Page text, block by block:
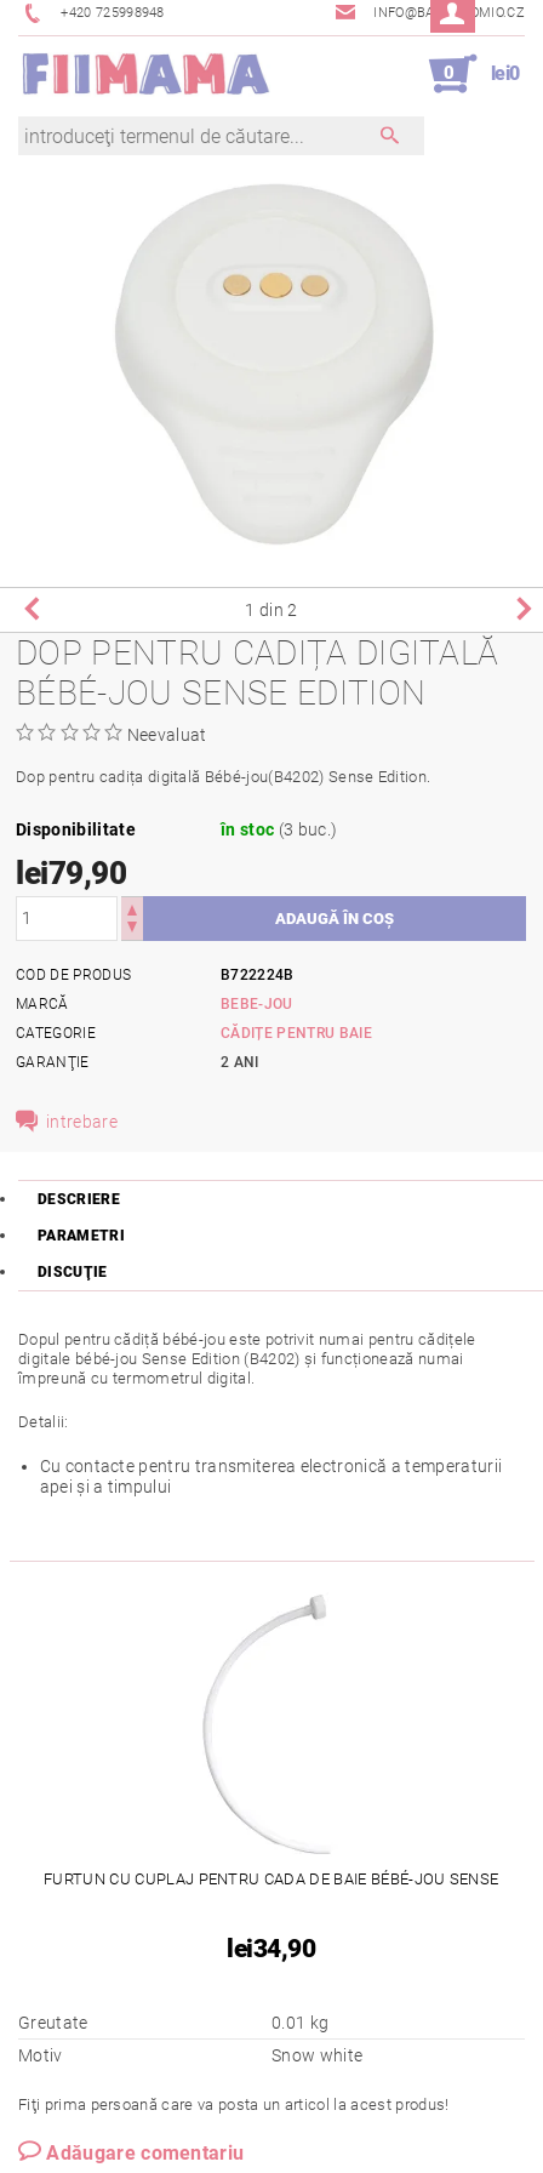
+420 725998948 INFO@BAMBINOMIO.CZ
0 lei0
1 din 2
DOP PENTRU CADIȚA DIGITALĂ
BÉBÉ-JOU SENSE EDITION
Neevaluat
Dop pentru cadița digitală Bébé-jou(B4202) Sense Edition.
Disponibilitate în stoc (3 buc.)
lei79,90
COD DE PRODUS
B722224B
MARCĂ
BEBE-JOU
CATEGORIE
CĂDIȚE PENTRU BAIE
GARANŢIE
2 ANI
intrebare
DESCRIERE
PARAMETRI
DISCUŢIE
Dopul pentru cădiță bébé-jou este potrivit numai pentru cădițele
digitale bébé-jou Sense Edition (B4202) și funcționează numai
împreună cu termometrul digital.
Detalii:
Cu contacte pentru transmiterea electronică a temperaturii
apei și a timpului
FURTUN CU CUPLAJ PENTRU CADA DE BAIE BÉBÉ-JOU SENSE
lei34,90
Greutate
0.01 kg
Motiv
Snow white
Fiţi prima persoană care va posta un articol la acest produs!
Adăugare comentariu